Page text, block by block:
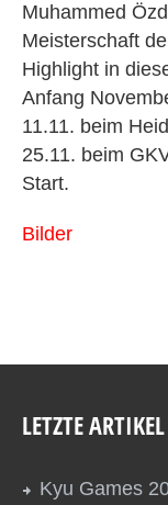
Muhammed
Meisterschaft
Highlight in
Anfang
11.11. beim
25.11. beim
Start.
Bilder
LETZTE ARTIKEL
Kyu Games